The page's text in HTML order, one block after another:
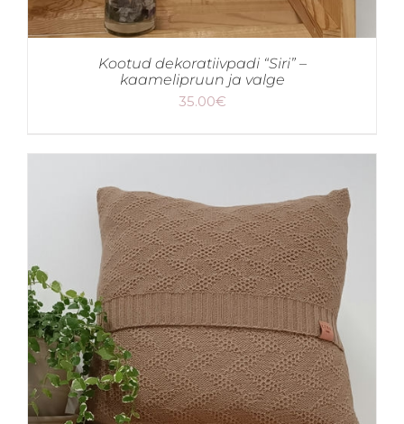
Kootud dekoratiivpadi “Siri” –
kaamelipruun ja valge
35.00€